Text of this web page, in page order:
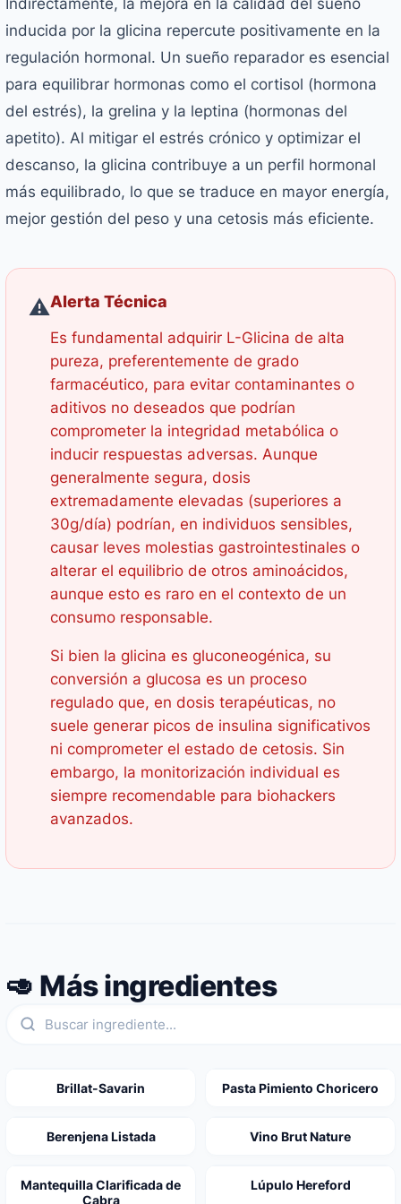
Indirectamente, la mejora en la calidad del sueño
inducida por la glicina repercute positivamente en la
regulación hormonal. Un sueño reparador es esencial
para equilibrar hormonas como el cortisol (hormona
del estrés), la grelina y la leptina (hormonas del
apetito). Al mitigar el estrés crónico y optimizar el
descanso, la glicina contribuye a un perfil hormonal
más equilibrado, lo que se traduce en mayor energía,
mejor gestión del peso y una cetosis más eficiente.
⚠️Alerta Técnica
Es fundamental adquirir L-Glicina de alta
pureza, preferentemente de grado
farmacéutico, para evitar contaminantes o
aditivos no deseados que podrían
comprometer la integridad metabólica o
inducir respuestas adversas. Aunque
generalmente segura, dosis
extremadamente elevadas (superiores a
30g/día) podrían, en individuos sensibles,
causar leves molestias gastrointestinales o
alterar el equilibrio de otros aminoácidos,
aunque esto es raro en el contexto de un
consumo responsable.
Si bien la glicina es gluconeogénica, su
conversión a glucosa es un proceso
regulado que, en dosis terapéuticas, no
suele generar picos de insulina significativos
ni comprometer el estado de cetosis. Sin
embargo, la monitorización individual es
siempre recomendable para biohackers
avanzados.
🥑 Más ingredientes
Brillat-Savarin Pasta Pimiento Choricero
Berenjena Listada Vino Brut Nature
Mantequilla Clarificada de
Cabra
Lúpulo Hereford